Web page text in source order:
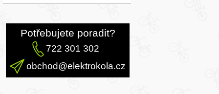
Potřebujete poradit?
722 301 302
obchod@elektrokola.cz